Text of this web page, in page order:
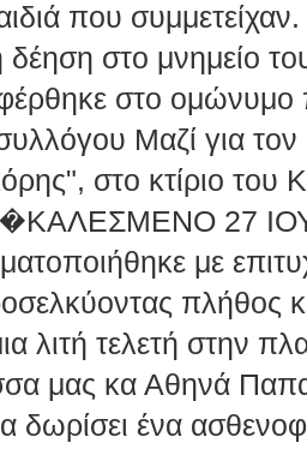
που
δέηση στο μνημείο
στο
Μαζί για
στο κτίριο
27
με
λιτή τελετή στην
μας κα Αθηνά
δωρίσει ένα